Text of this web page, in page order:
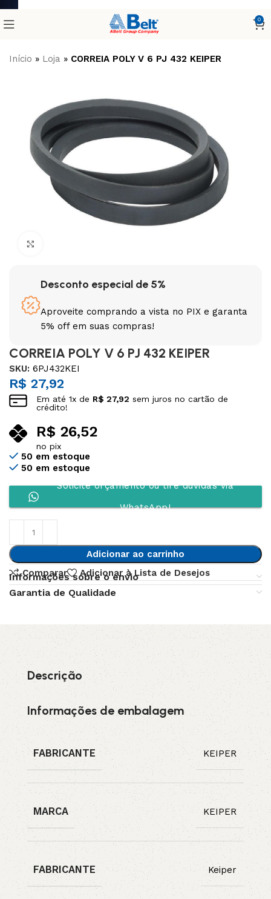
0
Início » Loja » CORREIA POLY V 6 PJ 432 KEIPER
Desconto especial de 5%
Aproveite comprando a vista no PIX e garanta
5% off em suas compras!
CORREIA POLY V 6 PJ 432 KEIPER
SKU:6PJ432KEI
R$ 27,92
Em até1x de R$ 27,92 sem juros no cartão de
crédito!
R$ 26,52
no pix
50 em estoque
50 em estoque
Solicite orçamento ou tire dúvidas via
WhatsApp!
Adicionar ao carrinho
Comparar
Adicionar à Lista de Desejos
Informações sobre o envio
Garantia de Qualidade
Descrição
Informações de embalagem
FABRICANTE KEIPER
MARCA KEIPER
FABRICANTE Keiper